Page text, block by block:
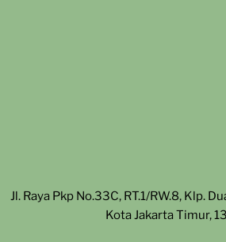
Jl. Raya Pkp No.33C, RT.1/RW.8, Klp.
Kota Jakarta Timur,